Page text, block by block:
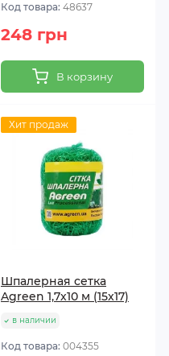
Код товара: 48637
248 грн
В корзину
Хит продаж
Шпалерная сетка
Agreen 1,7х10 м (15x17)
в наличии
Код товара: 004355